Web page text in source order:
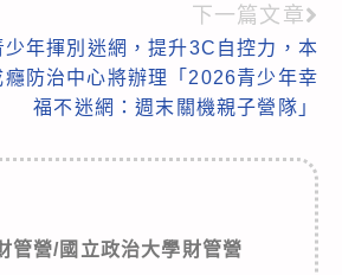
下一篇文章
少年揮別迷網，提升3C自控力，本
防治中心將辦理「2026青少年幸
福不迷網：週末關機親子營隊」
管營/國立政治大學財管營